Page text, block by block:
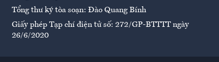
Tổng thư ký tòa soạn: Đào Quang Bính
Giấy phép Tạp chí điện tử số: 272/GP-BTTTT ngày
26/6/2020